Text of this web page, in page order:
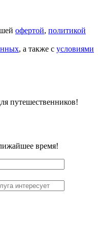
офертой, политикой
, а также с условиями
путешественников!
время!